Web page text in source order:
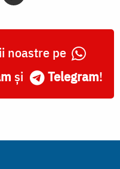
noastre pe
și Telegram!